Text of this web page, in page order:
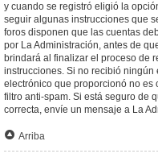
y cuando se registró eligió la
seguir algunas instrucciones que
foros disponen que las cuentas
por La Administración, antes de
brindará al finalizar el proceso de
instrucciones. Si no recibió
electrónico que proporcionó no es
filtro anti-spam. Si está seguro de
correcta, envíe un mensaje a La
Arriba